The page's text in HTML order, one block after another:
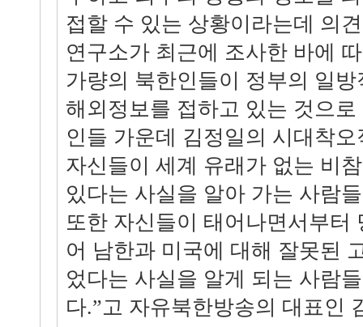
접할 수 있는 상황이라는데 의
연구소가 최근에 조사한 바에
가량의 북한인들이 정부의 일
해외정보를 접하고 있는 것으
인들 가운데 김정일의 시대착
자신들이 세계 유래가 없는 비
있다는 사실을 알아 가는 사람
또한 자신들이 태어나면서부터
어 남한과 미국에 대해 잘못된
었다는 사실을 알게 되는 사람
다.”고 자유북한방송의 대표인